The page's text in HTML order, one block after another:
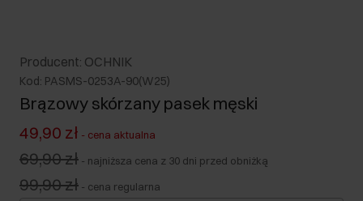
Producent: OCHNIK
Kod: PASMS-0253A-90(W25)
Brązowy skórzany pasek męski
49,90 zł - cena aktualna
69,90 zł - najniższa cena z 30 dni przed obniżką
99,90 zł - cena regularna